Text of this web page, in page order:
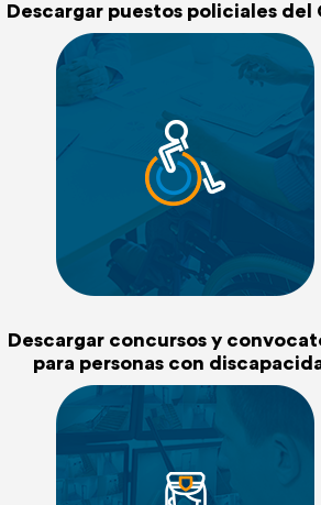
Descargar puestos policiales del
Descargar concursos y
para personas con